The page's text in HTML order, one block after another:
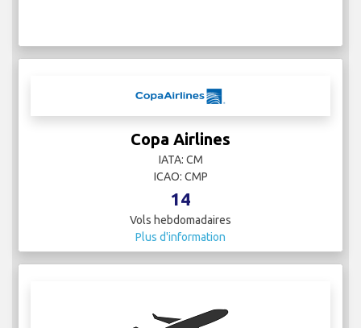
Copa Airlines
IATA: CM
ICAO: CMP
14
Vols hebdomadaires
Plus d'information